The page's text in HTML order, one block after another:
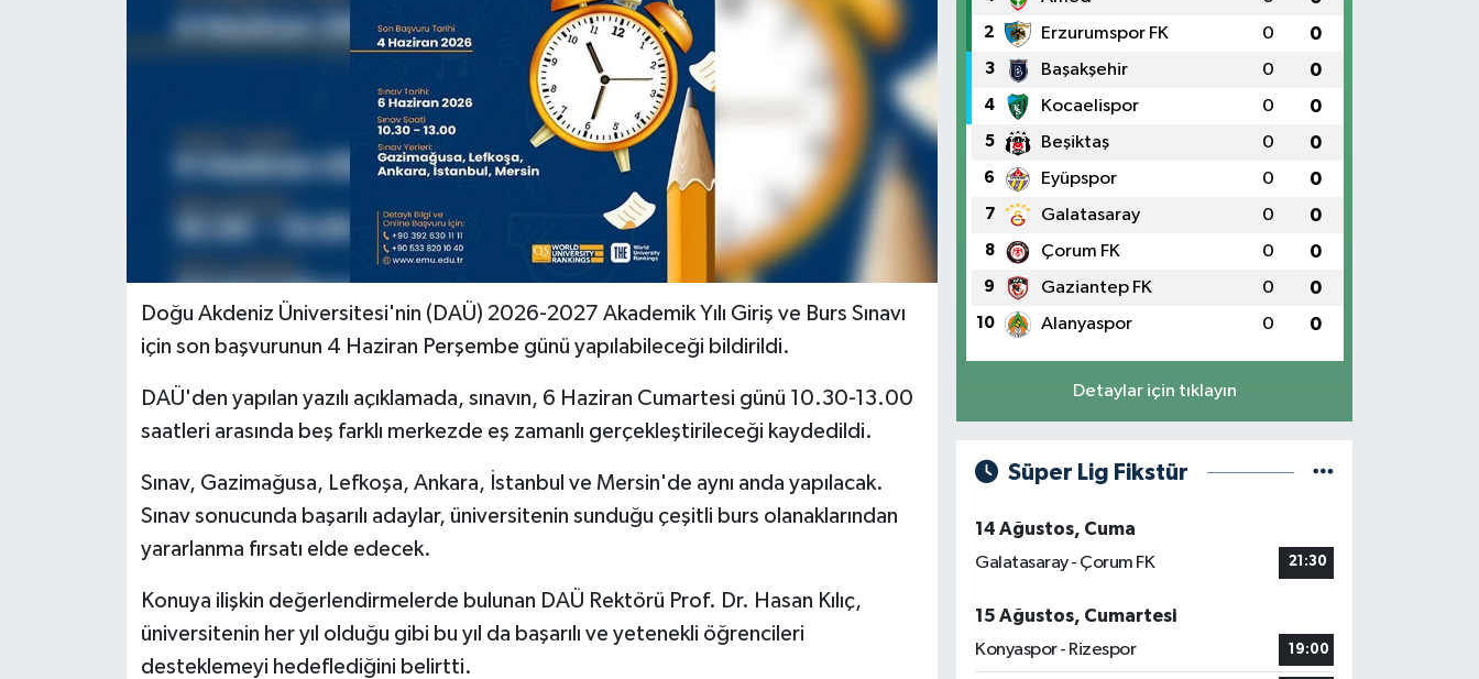
Doğu Akdeniz Üniversitesi'nin (DAÜ) 2026-2027 Akademik Yılı Giriş ve Burs Sınavı
için son başvurunun 4 Haziran Perşembe günü yapılabileceği bildirildi.
DAÜ'den yapılan yazılı açıklamada, sınavın, 6 Haziran Cumartesi günü 10.30-13.00
saatleri arasında beş farklı merkezde eş zamanlı gerçekleştirileceği kaydedildi.
Sınav, Gazimağusa, Lefkoşa, Ankara, İstanbul ve Mersin'de aynı anda yapılacak.
Sınav sonucunda başarılı adaylar, üniversitenin sunduğu çeşitli burs olanaklarından
yararlanma fırsatı elde edecek.
Konuya ilişkin değerlendirmelerde bulunan DAÜ Rektörü Prof. Dr. Hasan Kılıç,
üniversitenin her yıl olduğu gibi bu yıl da başarılı ve yetenekli öğrencileri
desteklemeyi hedeflediğini belirtti.
2 Erzurumspor FK 0 0
3 Başakşehir 0 0
4 Kocaelispor 0 0
5 Beşiktaş 0 0
6 Eyüpspor 0 0
7 Galatasaray 0 0
8 Çorum FK 0 0
9 Gaziantep FK 0 0
10 Alanyaspor 0 0
Detaylar için tıklayın
Süper Lig Fikstür
14 Ağustos, Cuma
Galatasaray - Çorum FK
21:30
15 Ağustos, Cumartesi
Konyaspor - Rizespor
19:00
KÜLTÜR SANAT
MAGAZİN
Nöbetçi Eczaneler